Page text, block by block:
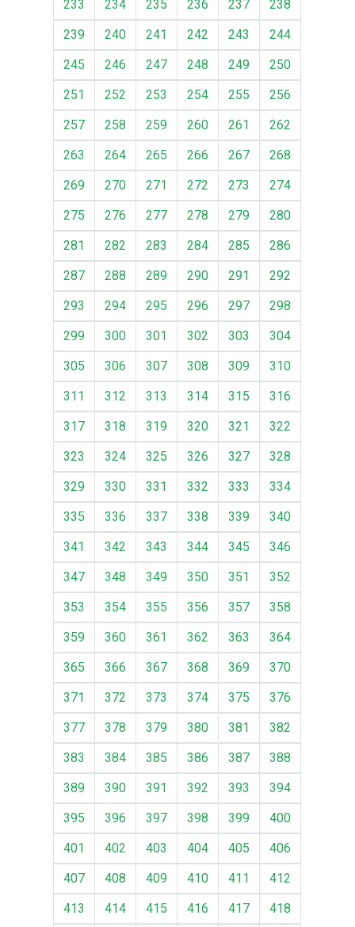
233
234 235 236 237
238
239
240 241 242 243
244
245
246 247 248 249
250
251
252 253 254 255
256
257
258 259 260 261
262
263
264 265 266 267
268
269
270 271 272 273
274
275
276 277 278 279
280
281
282 283 284 285
286
287
288 289 290 291
292
293
294 295 296 297
298
299
300 301 302 303
304
305
306 307 308 309
310
311
312 313 314 315
316
317
318 319 320 321
322
323
324 325 326 327
328
329
330 331 332 333
334
335
336 337 338 339
340
341
342 343 344 345
346
347
348 349 350 351
352
353
354 355 356 357
358
359
360 361 362 363
364
365
366 367 368 369
370
371
372 373 374 375
376
377
378 379 380 381
382
383
384 385 386 387
388
389
390 391 392 393
394
395
396 397 398 399
400
401
402 403 404 405
406
407
408 409 410 411
412
413
414 415 416 417 418